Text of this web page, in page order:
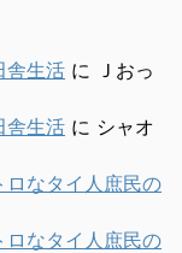
舎生活 に Ｊおっ
舎生活 に シャオ
なタイ人庶民の
なタイ人庶民の